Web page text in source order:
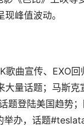
峰值波动。
歌曲宣传、EXO
大量话题；马斯
题登陆美国趋势
举办，话题